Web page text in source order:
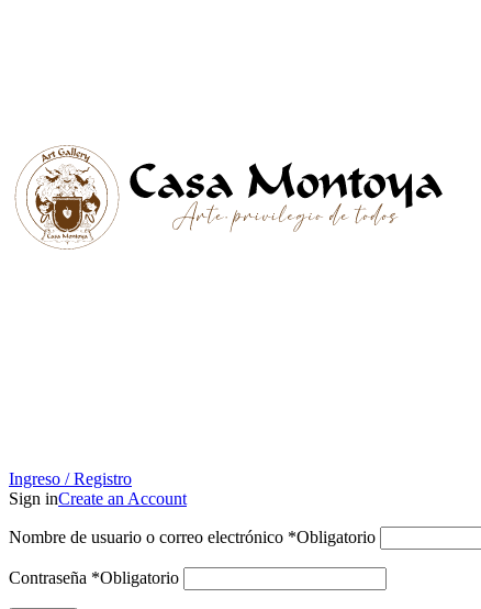
Ingreso / Registro
Sign inCreate an Account
Nombre de usuario o correo electrónico *Obligatorio
Contraseña *Obligatorio